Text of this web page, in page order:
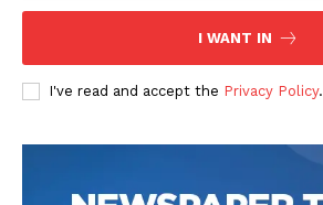
I WANT IN
I've read and accept the Privacy Policy.